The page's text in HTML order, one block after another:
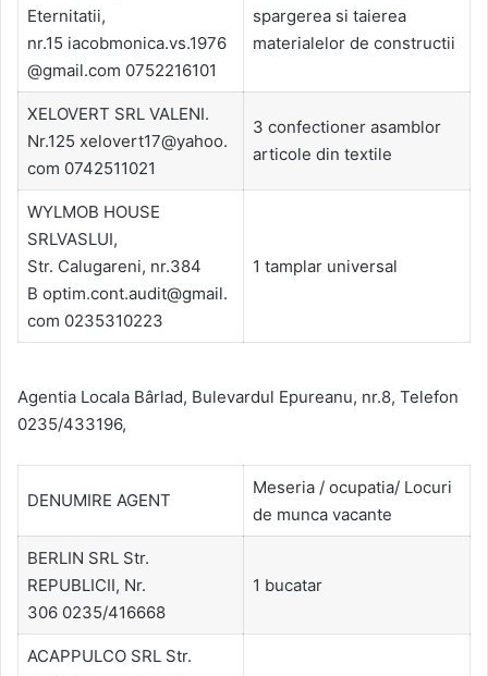
Eternitatii,
nr.15 iacobmonica.vs.1976
@gmail.com 0752216101
spargerea si taierea
materialelor de constructii
XELOVERT SRL VALENI.
Nr.125 xelovert17@yahoo.
com 0742511021
3 confectioner asamblor
articole din textile
WYLMOB HOUSE
SRLVASLUI,
Str. Calugareni, nr.384
B optim.cont.audit@gmail.
com 0235310223
1 tamplar universal
Agentia Locala Bârlad, Bulevardul Epureanu, nr.8, Telefon
0235/433196,
DENUMIRE AGENT
Meseria / ocupatia/ Locuri
de munca vacante
BERLIN SRL Str.
REPUBLICII, Nr.
306 0235/416668
1 bucatar
ACAPPULCO SRL Str.